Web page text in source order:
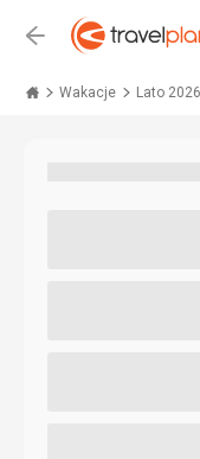
Wstecz
Wakacje Lato 2026